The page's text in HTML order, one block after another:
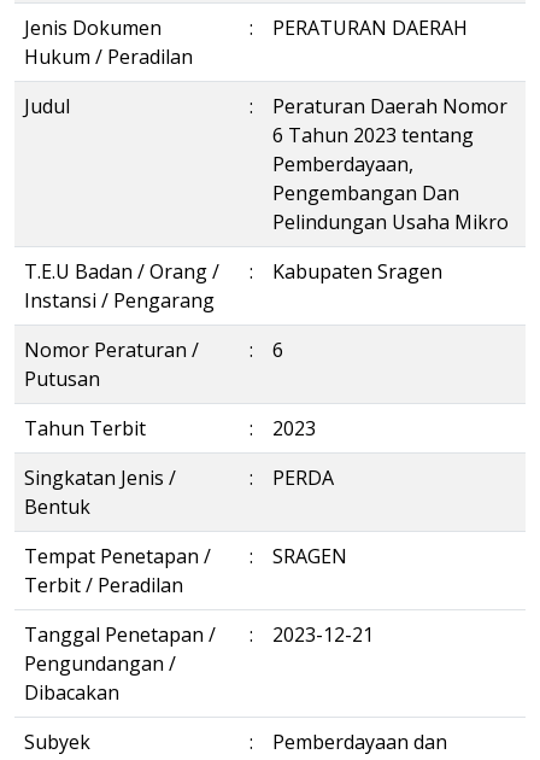
Jenis Dokumen
Hukum / Peradilan
: PERATURAN DAERAH
Judul :
Peraturan Daerah Nomor
6 Tahun 2023 tentang
Pemberdayaan,
Pengembangan Dan
Pelindungan Usaha Mikro
T.E.U Badan / Orang /
Instansi / Pengarang
: Kabupaten Sragen
Nomor Peraturan /
Putusan
: 6
Tahun Terbit :
2023
Singkatan Jenis /
Bentuk
: PERDA
Tempat Penetapan /
Terbit / Peradilan
: SRAGEN
Tanggal Penetapan /
Pengundangan /
Dibacakan
: 2023-12-21
Subyek :
Pemberdayaan dan